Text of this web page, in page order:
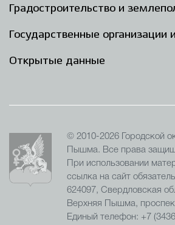
Градостроительство и
Государственные
Открытые данные
© 2010-2026 Городской
Пышма. Все права
При использовании
ссылка на сайт
624097, Свердловская
Верхняя Пышма,
Единый телефон: +7